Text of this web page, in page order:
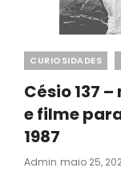
Categories
CURIOSIDADES
Césio 137
e filme
1987
Admin Posted
Maio 25,